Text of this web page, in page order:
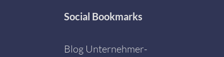
Social Bookmarks
Blog Unternehmer-